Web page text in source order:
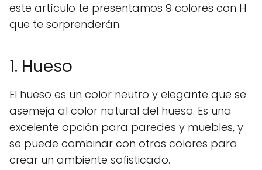
este artículo te presentamos 9 colores con H
que te sorprenderán.
1. Hueso
El hueso es un color neutro y elegante que se
asemeja al color natural del hueso. Es una
excelente opción para paredes y muebles, y
se puede combinar con otros colores para
crear un ambiente sofisticado.